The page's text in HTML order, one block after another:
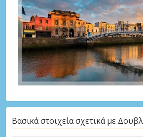
Βασικά στοιχεία σχετικά με